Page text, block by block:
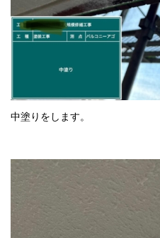
中塗りをします。